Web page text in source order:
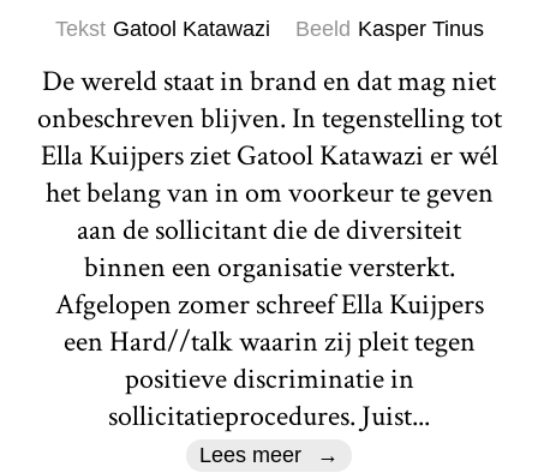
Tekst Gatool Katawazi Beeld Kasper Tinus
De wereld staat in brand en dat mag niet
onbeschreven blijven. In tegenstelling tot
Ella Kuijpers ziet Gatool Katawazi er wél
het belang van in om voorkeur te geven
aan de sollicitant die de diversiteit
binnen een organisatie versterkt.
Afgelopen zomer schreef Ella Kuijpers
een Hard//talk waarin zij pleit tegen
positieve discriminatie in
sollicitatieprocedures. Juist...
Lees meer